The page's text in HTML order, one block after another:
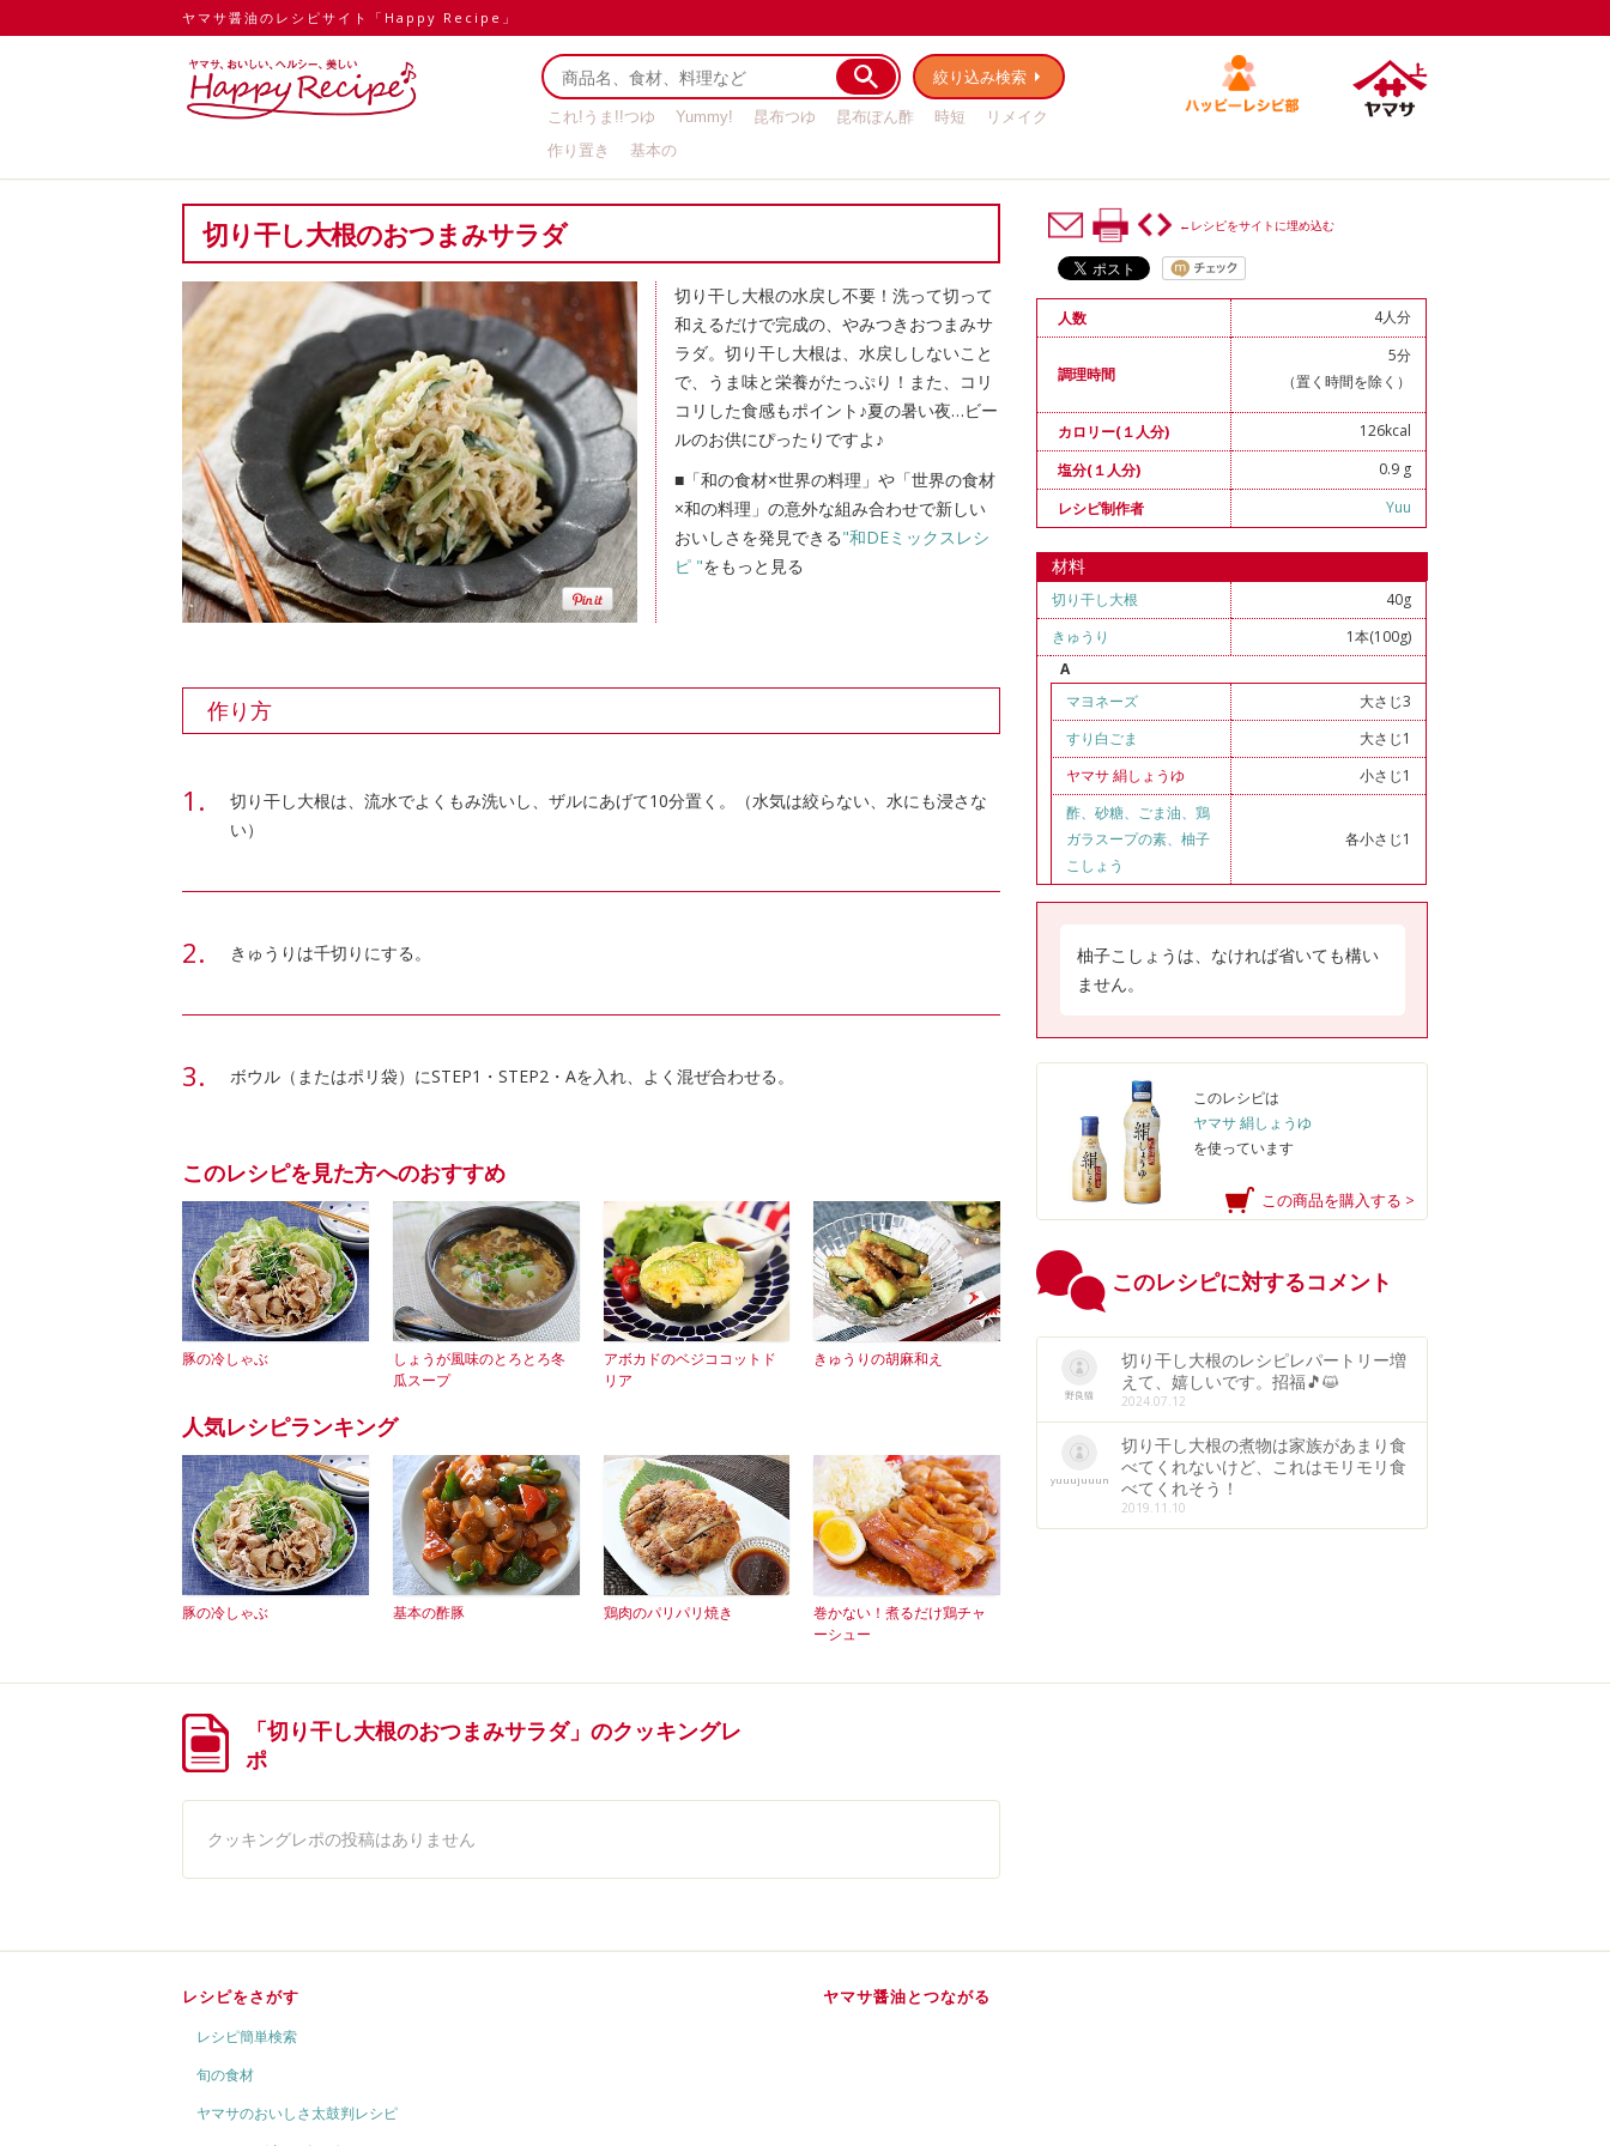
ヤマサ醤油のレシピサイト「Happy Recipe」
絞り込み検索
これ!うま!!つゆ Yummy! 昆布つゆ 昆布ぽん酢 時短
リメイク
作り置き
基本の
切り干し大根のおつまみサラダ
切り干し大根の水戻し不要！洗って切って
和えるだけで完成の、やみつきおつまみサ
ラダ。切り干し大根は、水戻ししないこと
で、うま味と栄養がたっぷり！また、コリ
コリした食感もポイント♪夏の暑い夜…ビー
ルのお供にぴったりですよ♪
■「和の食材×世界の料理」や「世界の食材
×和の料理」の意外な組み合わせで新しい
おいしさを発見できる"和DEミックスレシ
ピ "をもっと見る
作り方
切り干し大根は、流水でよくもみ洗いし、ザルにあげて10分置く。（水気は絞らない、水にも浸さな
い）
きゅうりは千切りにする。
ボウル（またはポリ袋）にSTEP1・STEP2・Aを入れ、よく混ぜ合わせる。
このレシピを見た方へのおすすめ
豚の冷しゃぶ
しょうが風味のとろとろ冬
瓜スープ
アボカドのベジココットド
リア
きゅうりの胡麻和え
人気レシピランキング
豚の冷しゃぶ 基本の酢豚 鶏肉のパリパリ焼き
巻かない！煮るだけ鶏チャ
ーシュー
←レシピをサイトに埋め込む
人数 4人分
調理時間
5分
（置く時間を除く）
カロリー(１人分)
126kcal
塩分(１人分)
0.9 g
レシピ制作者
Yuu
材料
切り干し大根
40g
きゅうり
1本(100g)
A
マヨネーズ
大さじ3
すり白ごま
大さじ1
ヤマサ 絹しょうゆ
小さじ1
酢、砂糖、 ごま油、鶏
ガラスープの素、柚子
こしょう
各小さじ1
柚子こしょうは、なければ省いても構い
ません。
このレシピは
ヤマサ 絹しょうゆ
を使っています
この商品を購入する >
このレシピに対するコメント
野良猫
切り干し大根のレシピレパートリー増
えて、嬉しいです。招福🎵😺
2024.07.12
yuuujuuun
切り干し大根の煮物は家族があまり食
べてくれないけど、これはモリモリ食
べてくれそう！
2019.11.10
「切り干し大根のおつまみサラダ」のクッキングレ
ポ
クッキングレポの投稿はありません
レシピをさがす
レシピ簡単検索
旬の食材
ヤマサのおいしさ太鼓判レシピ
ヤマサ醤油とつながる